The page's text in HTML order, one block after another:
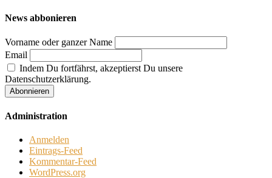
News abbonieren
Vorname oder ganzer Name
Email
Indem Du fortfährst, akzeptierst Du unsere
Datenschutzerklärung.
Administration
Anmelden
Eintrags-Feed
Kommentar-Feed
WordPress.org